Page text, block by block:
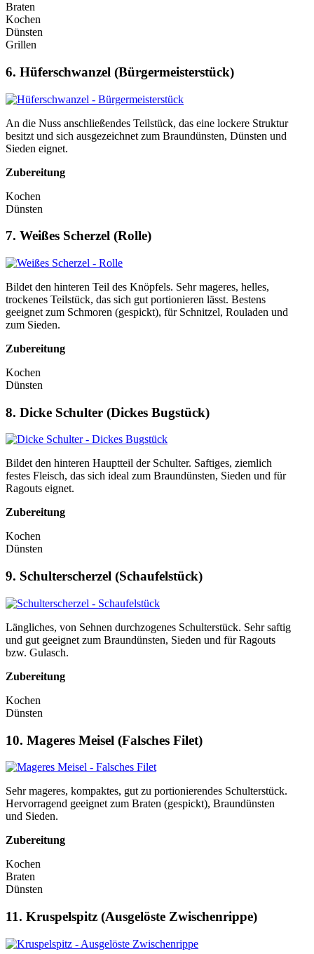
Braten
Kochen
Dünsten
Grillen
6. Hüferschwanzel (Bürgermeisterstück)
An die Nuss anschließendes Teilstück, das eine lockere Struktur
besitzt und sich ausgezeichnet zum Braundünsten, Dünsten und
Sieden eignet.
Zubereitung
Kochen
Dünsten
7. Weißes Scherzel (Rolle)
Bildet den hinteren Teil des Knöpfels. Sehr mageres, helles,
trockenes Teilstück, das sich gut portionieren lässt. Bestens
geeignet zum Schmoren (gespickt), für Schnitzel, Rouladen und
zum Sieden.
Zubereitung
Kochen
Dünsten
8. Dicke Schulter (Dickes Bugstück)
Bildet den hinteren Hauptteil der Schulter. Saftiges, ziemlich
festes Fleisch, das sich ideal zum Braundünsten, Sieden und für
Ragouts eignet.
Zubereitung
Kochen
Dünsten
9. Schulterscherzel (Schaufelstück)
Längliches, von Sehnen durchzogenes Schulterstück. Sehr saftig
und gut geeignet zum Braundünsten, Sieden und für Ragouts
bzw. Gulasch.
Zubereitung
Kochen
Dünsten
10. Mageres Meisel (Falsches Filet)
Sehr mageres, kompaktes, gut zu portionierendes Schulterstück.
Hervorragend geeignet zum Braten (gespickt), Braundünsten
und Sieden.
Zubereitung
Kochen
Braten
Dünsten
11. Kruspelspitz (Ausgelöste Zwischenrippe)